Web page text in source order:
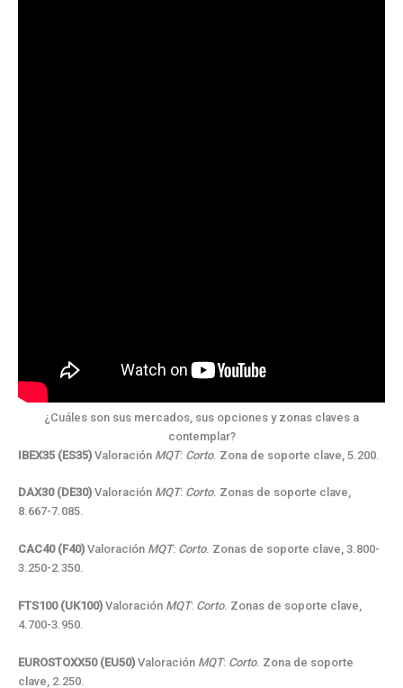
¿Cuáles son sus mercados, sus opciones y zonas claves a
contemplar?
IBEX35 (ES35) Valoración MQT: Corto. Zona de soporte clave, 5.200.
DAX30 (DE30) Valoración MQT: Corto. Zonas de soporte clave,
8.667-7.085.
CAC40 (F40) Valoración MQT: Corto. Zonas de soporte clave, 3.800-
3.250-2.350.
FTS100 (UK100) Valoración MQT: Corto. Zonas de soporte clave,
4.700-3.950.
EUROSTOXX50 (EU50) Valoración MQT: Corto. Zona de soporte
clave, 2.250.